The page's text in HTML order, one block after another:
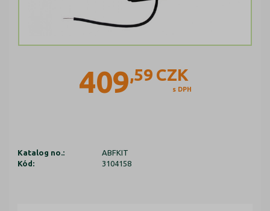
409,59 CZK
s DPH
Katalog no.:
ABFKIT
Kód:
3104158